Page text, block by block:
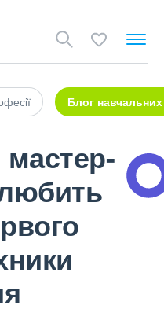
Блог навчальних
мастер-